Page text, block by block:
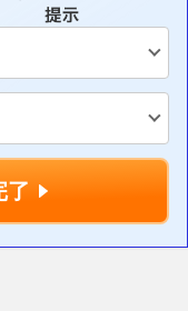
了